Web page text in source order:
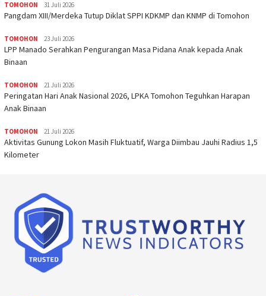
TOMOHON 31 Juli 2026
Pangdam XIII/Merdeka Tutup Diklat SPPI KDKMP dan KNMP di Tomohon
TOMOHON 23 Juli 2026
LPP Manado Serahkan Pengurangan Masa Pidana Anak kepada Anak
Binaan
TOMOHON 21 Juli 2026
Peringatan Hari Anak Nasional 2026, LPKA Tomohon Teguhkan Harapan
Anak Binaan
TOMOHON 21 Juli 2026
Aktivitas Gunung Lokon Masih Fluktuatif, Warga Diimbau Jauhi Radius 1,5
Kilometer